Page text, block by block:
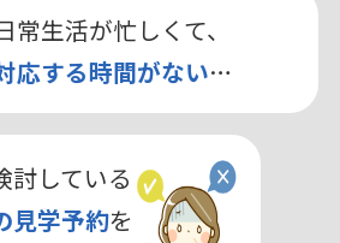
常生活が忙しくて、
応する時間がない…
討している
見学予約を